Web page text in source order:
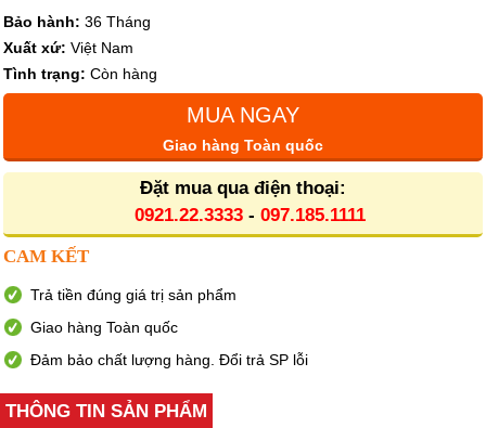
Bảo hành: 36 Tháng
Xuất xứ: Việt Nam
Tình trạng: Còn hàng
MUA NGAY
Giao hàng Toàn quốc
Đặt mua qua điện thoại:
0921.22.3333 - 097.185.1111
CAM KẾT
Trả tiền đúng giá trị sản phẩm
Giao hàng Toàn quốc
Đảm bảo chất lượng hàng. Đổi trả SP lỗi
THÔNG TIN SẢN PHẨM